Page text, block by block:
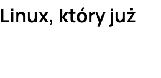
który już